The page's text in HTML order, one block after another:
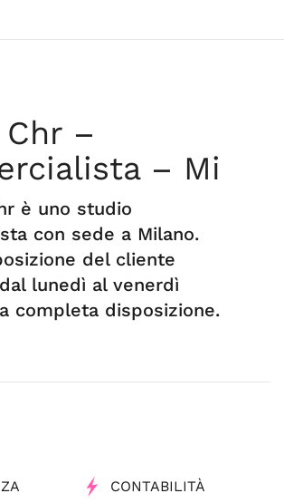
–
– Mi
è uno studio
con sede a Milano.
del cliente
lunedì al venerdì
completa disposizione.
CONTABILITÀ